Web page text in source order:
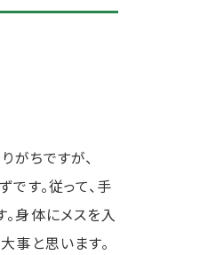
がちですが、
す。従って、手
身体にメスを入
事と思います。